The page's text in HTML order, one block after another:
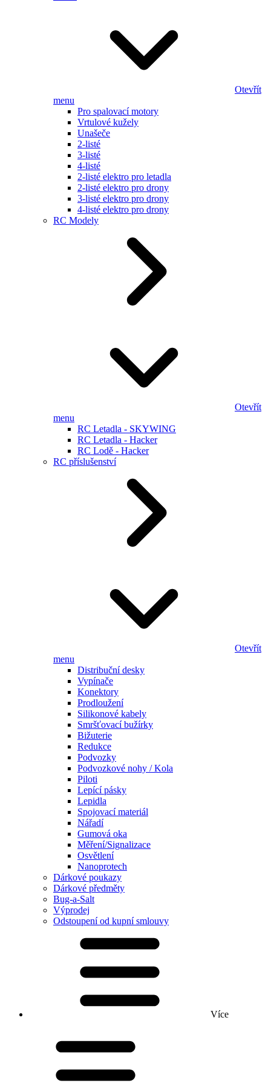
Otevřít
menu
Pro spalovací motory
Vrtulové kužely
Unašeče
2-listé
3-listé
4-listé
2-listé elektro pro letadla
2-listé elektro pro drony
3-listé elektro pro drony
4-listé elektro pro drony
RC Modely
Otevřít
menu
RC Letadla - SKYWING
RC Letadla - Hacker
RC Lodě - Hacker
RC příslušenství
Otevřít
menu
Distribuční desky
Vypínače
Konektory
Prodloužení
Silikonové kabely
Smršťovací bužírky
Bižuterie
Redukce
Podvozky
Podvozkové nohy / Kola
Piloti
Lepící pásky
Lepidla
Spojovací materiál
Nářadí
Gumová oka
Měření/Signalizace
Osvětlení
Nanoprotech
Dárkové poukazy
Dárkové předměty
Bug-a-Salt
Výprodej
Odstoupení od kupní smlouvy
Více